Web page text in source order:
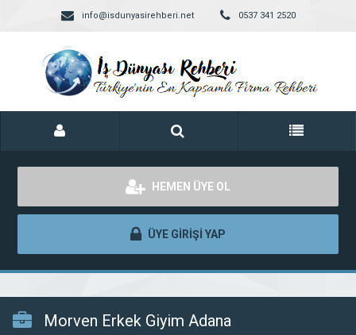
info@isdunyasirehberi.net 0537 341 2520
HEMEN ÜYE OL
ÜYE GİRİŞİ YAP
Morven Erkek Giyim Adana